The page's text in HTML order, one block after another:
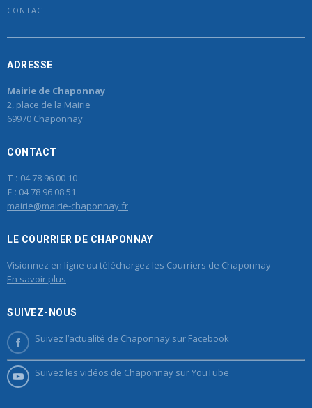
CONTACT
ADRESSE
Mairie de Chaponnay
2, place de la Mairie
69970 Chaponnay
CONTACT
T : 04 78 96 00 10
F : 04 78 96 08 51
mairie@mairie-chaponnay.fr
LE COURRIER DE CHAPONNAY
Visionnez en ligne ou téléchargez les Courriers de Chaponnay
En savoir plus
SUIVEZ-NOUS
Suivez l’actualité de Chaponnay sur Facebook
Suivez les vidéos de Chaponnay sur YouTube